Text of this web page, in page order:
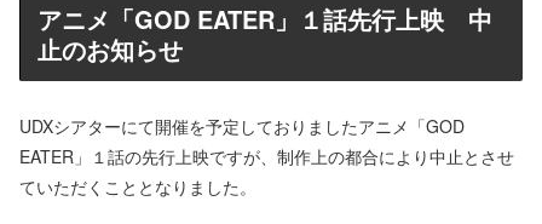
アニメ「GOD EATER」１話先行上映 中
止のお知らせ
UDXシアターにて開催を予定しておりましたアニメ「GOD
EATER」１話の先行上映ですが、制作上の都合により中止とさせ
ていただくこととなりました。